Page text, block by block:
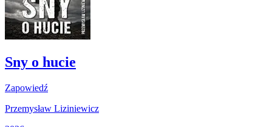
Sny o hucie
Zapowiedź
Przemysław Liziniewicz